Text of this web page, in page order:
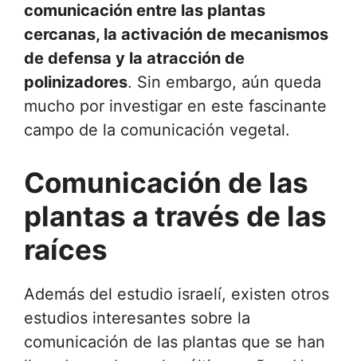
comunicación entre las plantas
cercanas, la activación de mecanismos
de defensa y la atracción de
polinizadores. Sin embargo, aún queda
mucho por investigar en este fascinante
campo de la comunicación vegetal.
Comunicación de las
plantas a través de las
raíces
Además del estudio israelí, existen otros
estudios interesantes sobre la
comunicación de las plantas que se han